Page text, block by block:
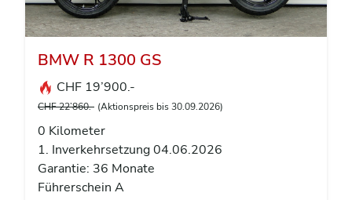
BMW R 1300 GS
CHF 19’900.-
CHF 22’860.- (Aktionspreis bis 30.09.2026)
0 Kilometer
1. Inverkehrsetzung 04.06.2026
Garantie: 36 Monate
Führerschein A